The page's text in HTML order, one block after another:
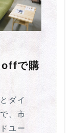
offで購
ダイ
、市
ユー